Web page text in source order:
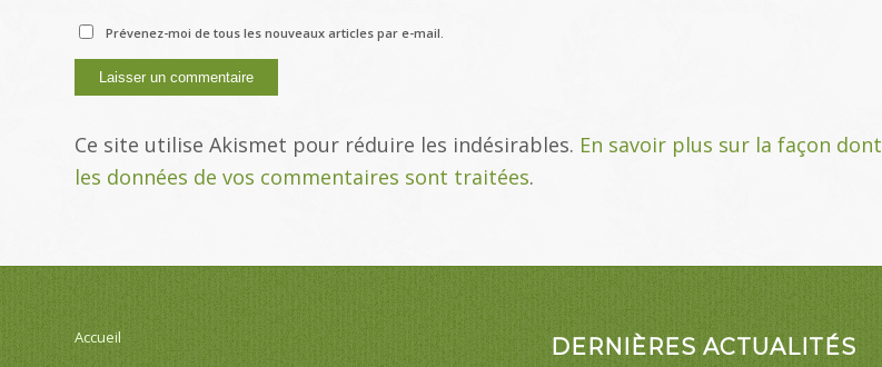
Prévenez-moi de tous les nouveaux articles par e-mail.
Ce site utilise Akismet pour réduire les indésirables. En savoir plus sur la façon dont
les données de vos commentaires sont traitées.
Accueil DERNIÈRES ACTUALITÉS